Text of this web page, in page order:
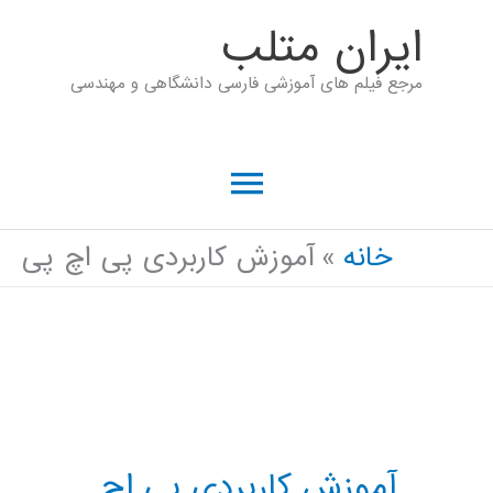
ايران متلب
مرجع فیلم های آموزشی فارسی دانشگاهی و مهندسی
فهرست
اصلی
خانه آموزش کاربردی پی اچ پی